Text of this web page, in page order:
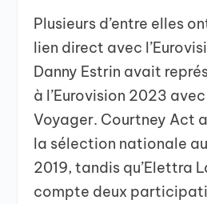
Plusieurs d’entre elles
lien direct avec
Danny Estrin avait
à l’Eurovision 2023
Voyager. Courtney Act
la sélection nationale
2019, tandis qu’Elettra
compte deux